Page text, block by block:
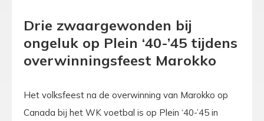
Drie zwaargewonden bij
ongeluk op Plein ‘40-’45 tijdens
overwinningsfeest Marokko
Het volksfeest na de overwinning van Marokko op
Canada bij het WK voetbal is op Plein ‘40-’45 in